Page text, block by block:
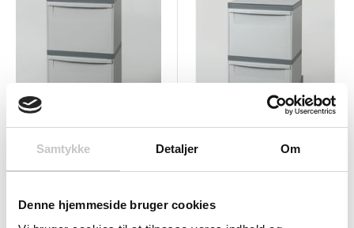
Samtykke Detaljer Om
Denne hjemmeside bruger cookies
Sorterings-station - 2 x
U-mål: 315 x 400 x 675 mm
G-WSS30-22S
Sorterings-station - 2 x